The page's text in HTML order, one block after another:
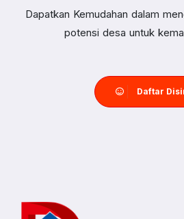
Dapatkan Kemudahan dalam
potensi desa untuk
Daftar